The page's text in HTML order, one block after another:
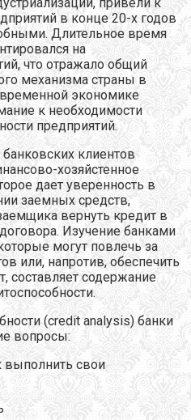
в конце 20-х годов
Длительное время
на
что отражало общий
механизма страны в
экономике
к необходимости
предприятий.
клиентов
хозяйстенное
дает уверенность в
заемных средств,
вернуть кредит в
Изучение банками
могут повлечь за
или, напротив, обеспечить
составляет содержание
(credit analysis) банки
вопросы:
выполнить свои